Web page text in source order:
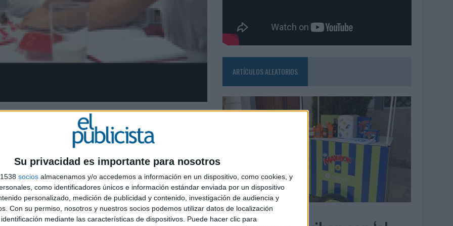
Su privacidad es importante para nosotros
socios almacenamos y/o accedemos a información en un dispositivo, como cookies, y
como identificadores únicos e información estándar enviada por un dispositivo
personalizado, medición de publicidad y contenido, investigación de audiencia y
Con su permiso, nosotros y nuestros socios podemos utilizar datos de localización
mediante las características de dispositivos. Puede hacer clic para
SEMESTRE HASTA LOS 196 MILLONES DE EUROS
MEDIA MANAGEMENT & DELIVERY PRESIDENT
en los cereales enriquecidos. El lanzamiento
por Delvico, la agencia habitual de este
constituye el lanzamiento más importante de la
con el que propone una innovadora manera
bocaditos de cereales para tomar “sin
a un target preocupado por la salud y el
ARTÍCULOS ALEATORIOS
04/08/2026